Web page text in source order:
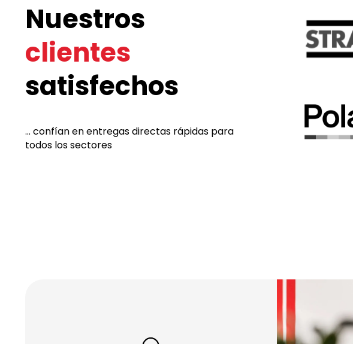
Nuestros
clientes
satisfechos
... confían en entregas directas rápidas para
todos los sectores